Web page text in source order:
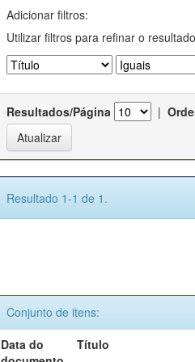
Adicionar filtros:
Utilizar filtros para refinar o
Resultados/Página |
Resultado 1-1 de 1.
Conjunto de itens:
Data do
Título